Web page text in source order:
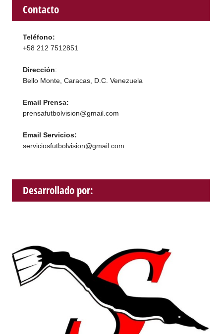
Contacto
Teléfono:
+58 212 7512851
Dirección:
Bello Monte, Caracas, D.C. Venezuela
Email Prensa:
prensafutbolvision@gmail.com
Email Servicios:
serviciosfutbolvision@gmail.com
Desarrollado por: